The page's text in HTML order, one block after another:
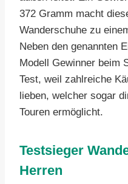
372 Gramm macht
Wanderschuhe zu
Neben den genannten
Modell Gewinner beim
Test, weil zahlreiche
lieben, welcher sogar
Touren ermöglicht.
Testsieger
Herren